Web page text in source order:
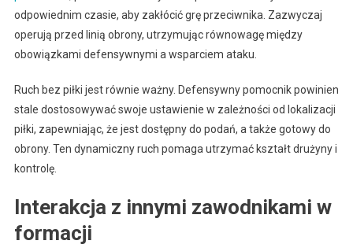
odpowiednim czasie, aby zakłócić grę przeciwnika. Zazwyczaj
operują przed linią obrony, utrzymując równowagę między
obowiązkami defensywnymi a wsparciem ataku.
Ruch bez piłki jest równie ważny. Defensywny pomocnik powinien
stale dostosowywać swoje ustawienie w zależności od lokalizacji
piłki, zapewniając, że jest dostępny do podań, a także gotowy do
obrony. Ten dynamiczny ruch pomaga utrzymać kształt drużyny i
kontrolę.
Interakcja z innymi zawodnikami w
formacji